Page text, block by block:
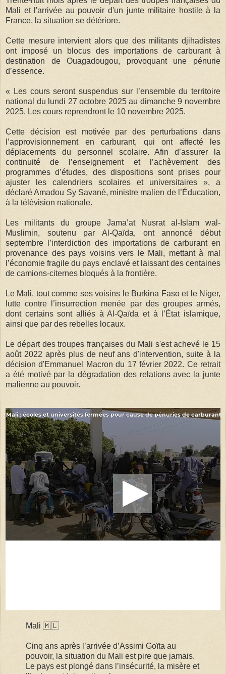
Mali et l'arrivée au pouvoir d'un junte militaire hostile à la
France, la situation se détériore.
Cette mesure intervient alors que des militants djihadistes
ont imposé un blocus des importations de carburant à
destination de Ouagadougou, provoquant une pénurie
d’essence.
« Les cours seront suspendus sur l’ensemble du territoire
national du lundi 27 octobre 2025 au dimanche 9 novembre
2025. Les cours reprendront le 10 novembre 2025.
Cette décision est motivée par des perturbations dans
l’approvisionnement en carburant, qui ont affecté les
déplacements du personnel scolaire. Afin d’assurer la
continuité de l’enseignement et l’achèvement des
programmes d’études, des dispositions sont prises pour
ajuster les calendriers scolaires et universitaires », a
déclaré Amadou Sy Savané, ministre malien de l’Éducation,
à la télévision nationale.
Les militants du groupe Jama’at Nusrat al-Islam wal-
Muslimin, soutenu par Al-Qaïda, ont annoncé début
septembre l’interdiction des importations de carburant en
provenance des pays voisins vers le Mali, mettant à mal
l’économie fragile du pays enclavé et laissant des centaines
de camions-citernes bloqués à la frontière.
Le Mali, tout comme ses voisins le Burkina Faso et le Niger,
lutte contre l’insurrection menée par des groupes armés,
dont certains sont alliés à Al-Qaïda et à l’État islamique,
ainsi que par des rebelles locaux.
Le départ des troupes françaises du Mali s'est achevé le 15
août 2022 après plus de neuf ans d'intervention, suite à la
décision d'Emmanuel Macron du 17 février 2022. Ce retrait
a été motivé par la dégradation des relations avec la junte
malienne au pouvoir.
Mali 🇲🇱
Cinq ans après l’arrivée d’Assimi Goïta au
pouvoir, la situation du Mali est pire que jamais.
Le pays est plongé dans l’insécurité, la misère et